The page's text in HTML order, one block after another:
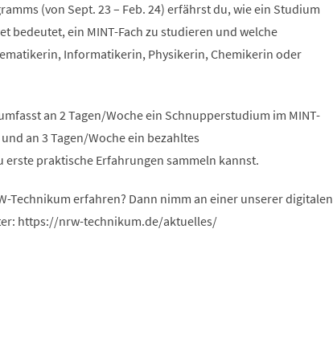
(von Sept. 23 – Feb. 24) erfährst du, wie ein Studium
bedeutet, ein MINT-Fach zu studieren und welche
Informatikerin, Physikerin, Chemikerin oder
an 2 Tagen/Woche ein Schnupperstudium im MINT-
an 3 Tagen/Woche ein bezahltes
praktische Erfahrungen sammeln kannst.
Technikum erfahren? Dann nimm an einer unserer digitalen
https://nrw-technikum.de/aktuelles/